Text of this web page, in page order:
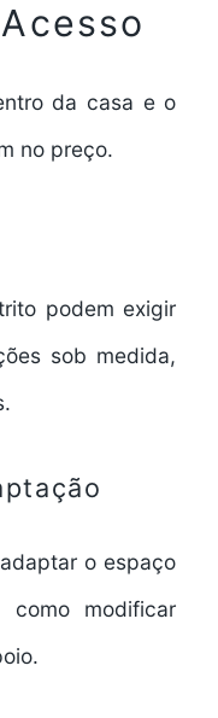
da casa e o
no preço.
podem exigir
sob medida,
o espaço
como modificar